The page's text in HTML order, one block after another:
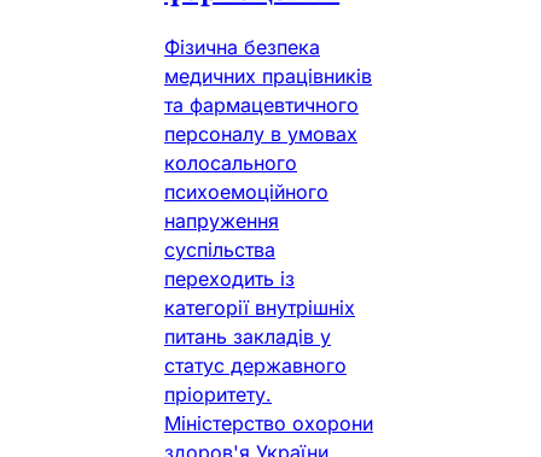
Фізична безпека
медичних працівників
та фармацевтичного
персоналу в умовах
колосального
психоемоційного
напруження
суспільства
переходить із
категорії внутрішніх
питань закладів у
статус державного
пріоритету.
Міністерство охорони
здоров'я України